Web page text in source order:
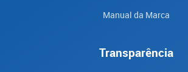
Manual da Marca
Transparência